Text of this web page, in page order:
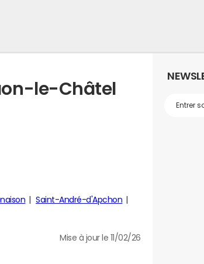
le-Châtel
Saint-André-d'Apchon
Mise à jour le 11/02/26